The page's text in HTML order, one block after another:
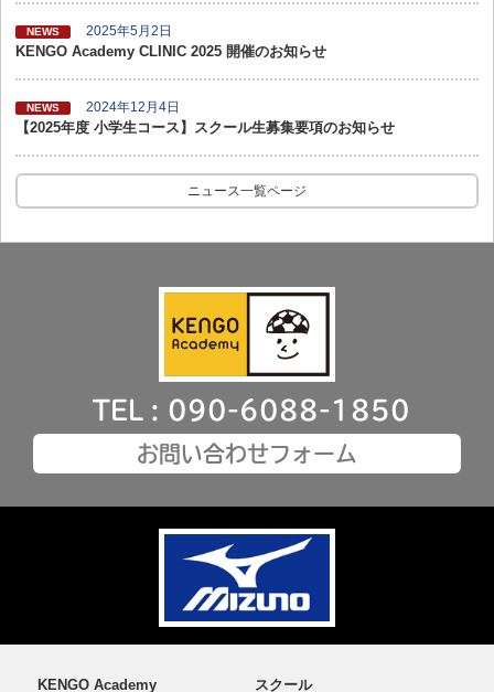
NEWS 2025年5月2日
KENGO Academy CLINIC 2025 開催のお知らせ
NEWS 2024年12月4日
【2025年度 小学生コース】スクール生募集要項のお知らせ
ニュース一覧ページ
TEL : 090-6088-1850
お問い合わせフォーム
KENGO Academy スクール